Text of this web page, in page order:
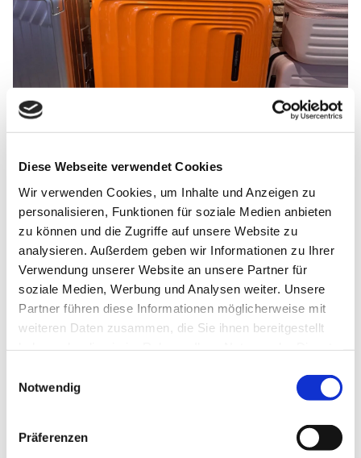
Diese Webseite verwendet Cookies
Wir verwenden Cookies, um Inhalte und Anzeigen zu
personalisieren, Funktionen für soziale Medien anbieten
zu können und die Zugriffe auf unsere Website zu
analysieren. Außerdem geben wir Informationen zu Ihrer
Verwendung unserer Website an unsere Partner für
soziale Medien, Werbung und Analysen weiter. Unsere
Partner führen diese Informationen möglicherweise mit
weiteren Daten zusammen, die Sie ihnen bereitgestellt
Notwendig
Präferenzen